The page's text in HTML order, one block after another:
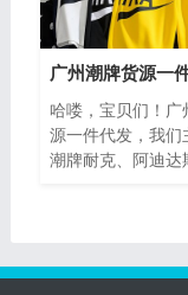
哈喽，宝贝们！广
源一件代发，我们
潮牌耐克、阿迪达